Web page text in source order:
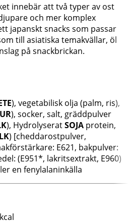
innebär att två typer av ost
och mer komplex
japanskt snacks som passar
till asiatiska temakvällar, öl
på snackbrickan.
), vegetabilisk olja (palm, ris),
), socker, salt, gräddpulver
), HydrolyseratSOJA protein,
) [cheddarostpulver,
E621, bakpulver:
(E951*, lakritsextrakt, E960)
en fenylalaninkälla